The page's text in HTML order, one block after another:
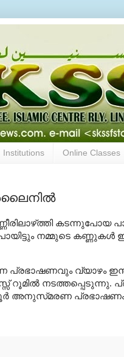
Institutions Online Classes
കടന്നുപോയ
നമ്മുടെ കണ്ണുകള്‍
പ്രഭാഷണവും വ്യാഴം
റൂമില്‍ നടത്തപ്പെടുന്നു.
അനുസ്‌മരണ